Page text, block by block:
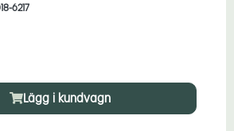
6217
Lägg i kundvagn